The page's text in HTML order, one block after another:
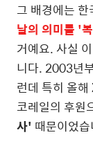
그 배경에는
날의 의미를 '
거예요. 사실
니다. 2003년
런데 특히 올
코레일의 후원
사' 때문이었